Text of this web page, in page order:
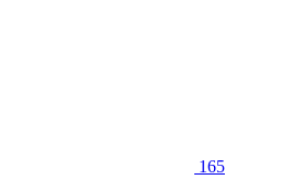
165